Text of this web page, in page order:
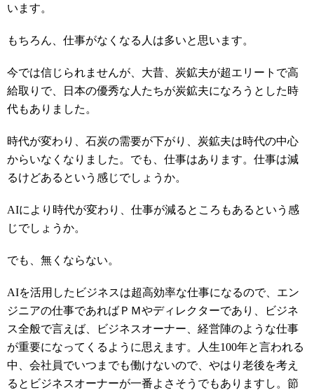
います。
もちろん、仕事がなくなる人は多いと思います。
今では信じられませんが、大昔、炭鉱夫が超エリートで高
給取りで、日本の優秀な人たちが炭鉱夫になろうとした時
代もありました。
時代が変わり、石炭の需要が下がり、炭鉱夫は時代の中心
からいなくなりました。でも、仕事はあります。仕事は減
るけどあるという感じでしょうか。
AIにより時代が変わり、仕事が減るところもあるという感
じでしょうか。
でも、無くならない。
AIを活用したビジネスは超高効率な仕事になるので、エン
ジニアの仕事であればＰＭやディレクターであり、ビジネ
ス全般で言えば、ビジネスオーナー、経営陣のような仕事
が重要になってくるように思えます。人生100年と言われる
中、会社員でいつまでも働けないので、やはり老後を考え
るとビジネスオーナーが一番よさそうでもありますし。節